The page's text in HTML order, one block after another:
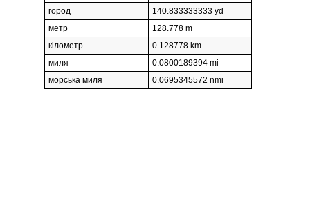
город
140.833333333 yd
метр
128.778 m
кілометр
0.128778 km
миля
0.0800189394 mi
морська миля
0.0695345572 nmi